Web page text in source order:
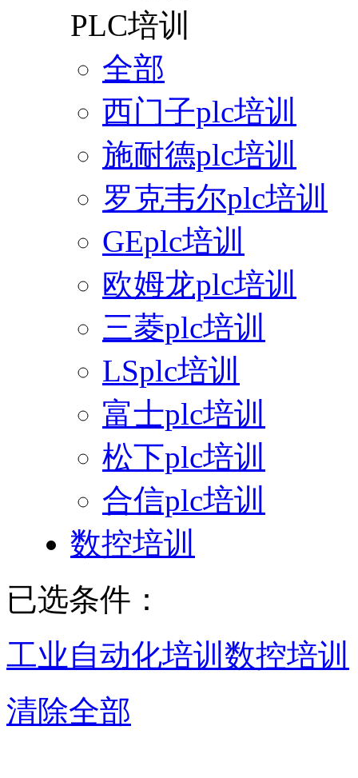
PLC培训
全部
西门子plc培训
施耐德plc培训
罗克韦尔plc培训
GEplc培训
欧姆龙plc培训
三菱plc培训
LSplc培训
富士plc培训
松下plc培训
合信plc培训
数控培训
已选条件：
工业自动化培训 数控培训
清除全部